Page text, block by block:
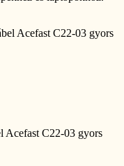
Acefast C22-03 gyors